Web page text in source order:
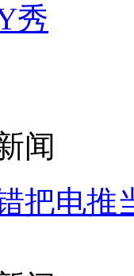
警 急速倒车逃窜
秀
闻
把电推